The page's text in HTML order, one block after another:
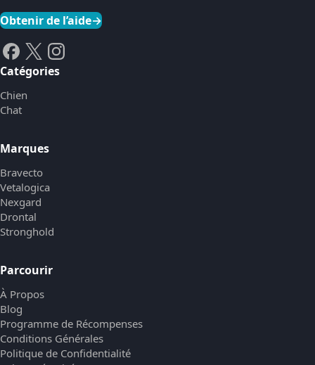
Obtenir de l’aide→
Catégories
Chien
Chat
Marques
Bravecto
Vetalogica
Nexgard
Drontal
Stronghold
Parcourir
À Propos
Blog
Programme de Récompenses
Conditions Générales
Politique de Confidentialité